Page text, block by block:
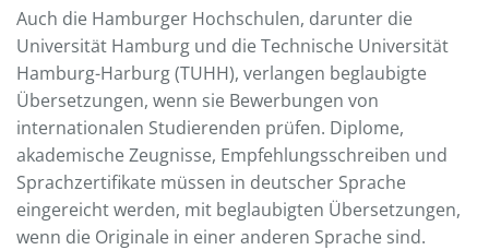
Auch die Hamburger Hochschulen, darunter die
Universität Hamburg und die Technische Universität
Hamburg-Harburg (TUHH), verlangen beglaubigte
Übersetzungen, wenn sie Bewerbungen von
internationalen Studierenden prüfen. Diplome,
akademische Zeugnisse, Empfehlungsschreiben und
Sprachzertifikate müssen in deutscher Sprache
eingereicht werden, mit beglaubigten Übersetzungen,
wenn die Originale in einer anderen Sprache sind.